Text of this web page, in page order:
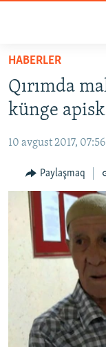
Esas
qaytmaq
Baş
navigatsiyağa
qaytmaq
qaytmaq
HABERLER
SİYASET
İQTİSADİYAT
CEMİYET
MEDENİYET
İNSAN AQLARI
VİDEO
SÜRET
Русский
HABERLER
Qırımda
künge
10 avgust 2017, 07:56
Paylaşmaq